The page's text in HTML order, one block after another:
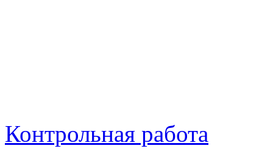
Контрольная работа